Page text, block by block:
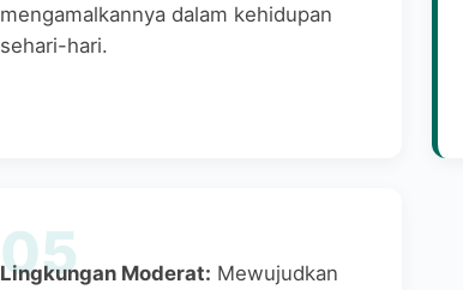
mengamalkannya dalam kehidupan
sehari-hari.
05
Lingkungan Moderat: Mewujudkan